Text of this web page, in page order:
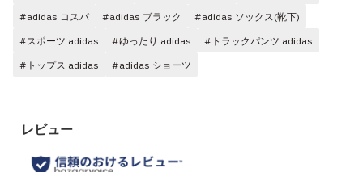
#adidas コスパ
#adidas ブラック
#adidas ソックス(靴下)
#スポーツ adidas
#ゆったり adidas
#トラックパンツ adidas
#トップス adidas
#adidas ショーツ